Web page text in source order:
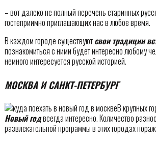
– вот далеко не полный перечень старинных
гостеприимно приглашающих нас в любое время.
В каждом городе существуютсвои традиции
познакомиться с ними будет интересно любому
немного интересуется русской историей.
МОСКВА И САНКТ-ПЕТЕРБУРГ
В крупных
Новый годвсегда интересно. Количество
развлекательной программы в этих городах